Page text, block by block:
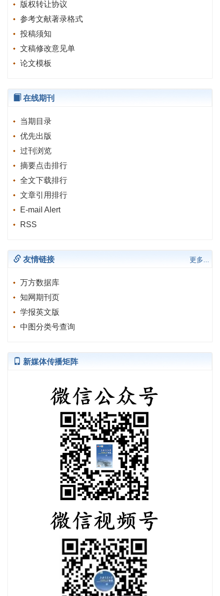
版权转让协议
参考文献著录格式
投稿须知
文稿修改意见单
论文模板
在线期刊
当期目录
优先出版
过刊浏览
摘要点击排行
全文下载排行
文章引用排行
E-mail Alert
RSS
友情链接 更多...
万方数据库
知网期刊页
学报英文版
中图分类号查询
新媒体传播矩阵